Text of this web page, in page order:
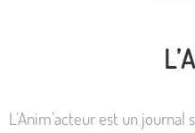
L’Anim’acteur est un